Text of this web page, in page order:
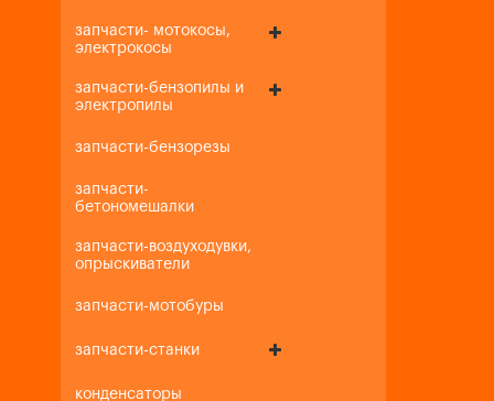
запчасти- мотокосы,
электрокосы
запчасти-бензопилы и
электропилы
запчасти-бензорезы
запчасти-
бетономешалки
запчасти-воздуходувки,
опрыскиватели
запчасти-мотобуры
запчасти-станки
конденсаторы